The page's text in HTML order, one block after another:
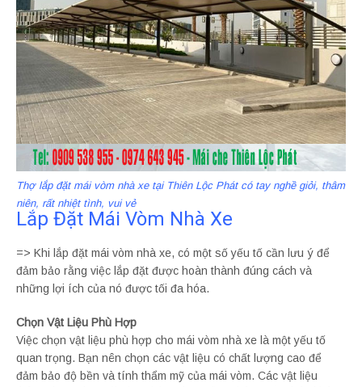
Thợ lắp đặt mái vòm nhà xe tại Thiên Lộc Phát có tay nghề giỏi, thâm
niên, rất nhiệt tình, vui vẻ
Lắp Đặt Mái Vòm Nhà Xe
=> Khi lắp đặt mái vòm nhà xe, có một số yếu tố cần lưu ý để
đảm bảo rằng việc lắp đặt được hoàn thành đúng cách và
những lợi ích của nó được tối đa hóa.
Chọn Vật Liệu Phù Hợp
Việc chọn vật liệu phù hợp cho mái vòm nhà xe là một yếu tố
quan trọng. Bạn nên chọn các vật liệu có chất lượng cao để
đảm bảo độ bền và tính thẩm mỹ của mái vòm. Các vật liệu